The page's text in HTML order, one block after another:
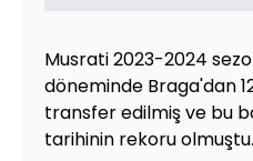
Musrati 2023-2024
döneminde Braga'dan
transfer edilmiş ve bu
tarihinin rekoru olmuştu.